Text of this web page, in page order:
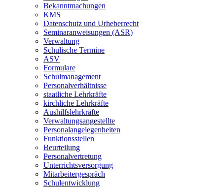
Bekanntmachungen
KMS
Datenschutz und Urheberrecht
Seminaranweisungen (ASR)
Verwaltung
Schulische Termine
ASV
Formulare
Schulmanagement
Personalverhältnisse
staatliche Lehrkräfte
kirchliche Lehrkräfte
Aushilfslehrkräfte
Verwaltungsangestellte
Personalangelegenheiten
Funktionsstellen
Beurteilung
Personalvertretung
Unterrichtsversorgung
Mitarbeitergespräch
Schulentwicklung